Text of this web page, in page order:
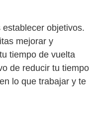
objetivos.
mejorar y
tiempo de vuelta
de reducir tu tiempo
lo que trabajar y te